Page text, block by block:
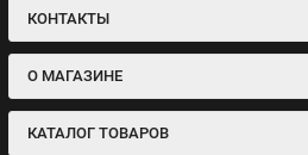
КОНТАКТЫ
О МАГАЗИНЕ
КАТАЛОГ ТОВАРОВ